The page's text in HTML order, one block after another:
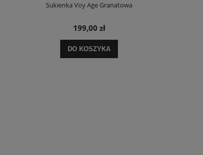
Sukienka Voy Age Granatowa
199,00 zł
DO KOSZYKA